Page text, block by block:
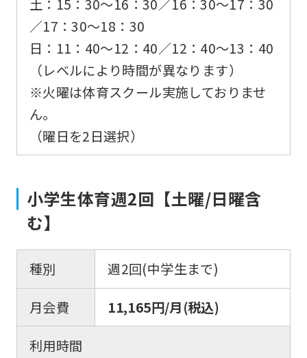
土：15：30〜16：30／16：30〜17：30
／17：30〜18：30
日：11：40〜12：40／12：40〜13：40
（レベルにより時間が異なります）
※火曜は体育スクール実施しておりませ
ん。
（曜日を2日選択）
小学生体育週2回【土曜/日曜含
む】
種別
週2回(中学生まで)
月会費
11,165円/月(税込)
利用時間